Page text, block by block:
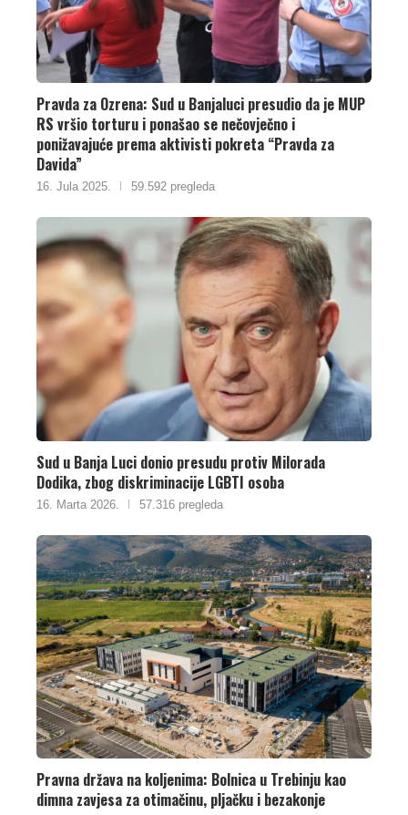
Pravda za Ozrena: Sud u Banjaluci presudio da je MUP
RS vršio torturu i ponašao se nečovječno i
ponižavajuće prema aktivisti pokreta “Pravda za
Davida”
16. Jula 2025. 59.592 pregleda
Sud u Banja Luci donio presudu protiv Milorada
Dodika, zbog diskriminacije LGBTI osoba
16. Marta 2026. 57.316 pregleda
Pravna država na koljenima: Bolnica u Trebinju kao
dimna zavjesa za otimačinu, pljačku i bezakonje